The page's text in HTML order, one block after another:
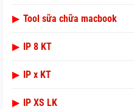
▶ Tool sữa chữa macbook
▶ IP 8 KT
▶ IP x KT
▶ IP XS LK